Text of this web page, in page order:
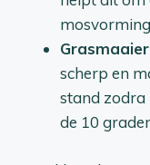
scherp en
stand zodra
de 10